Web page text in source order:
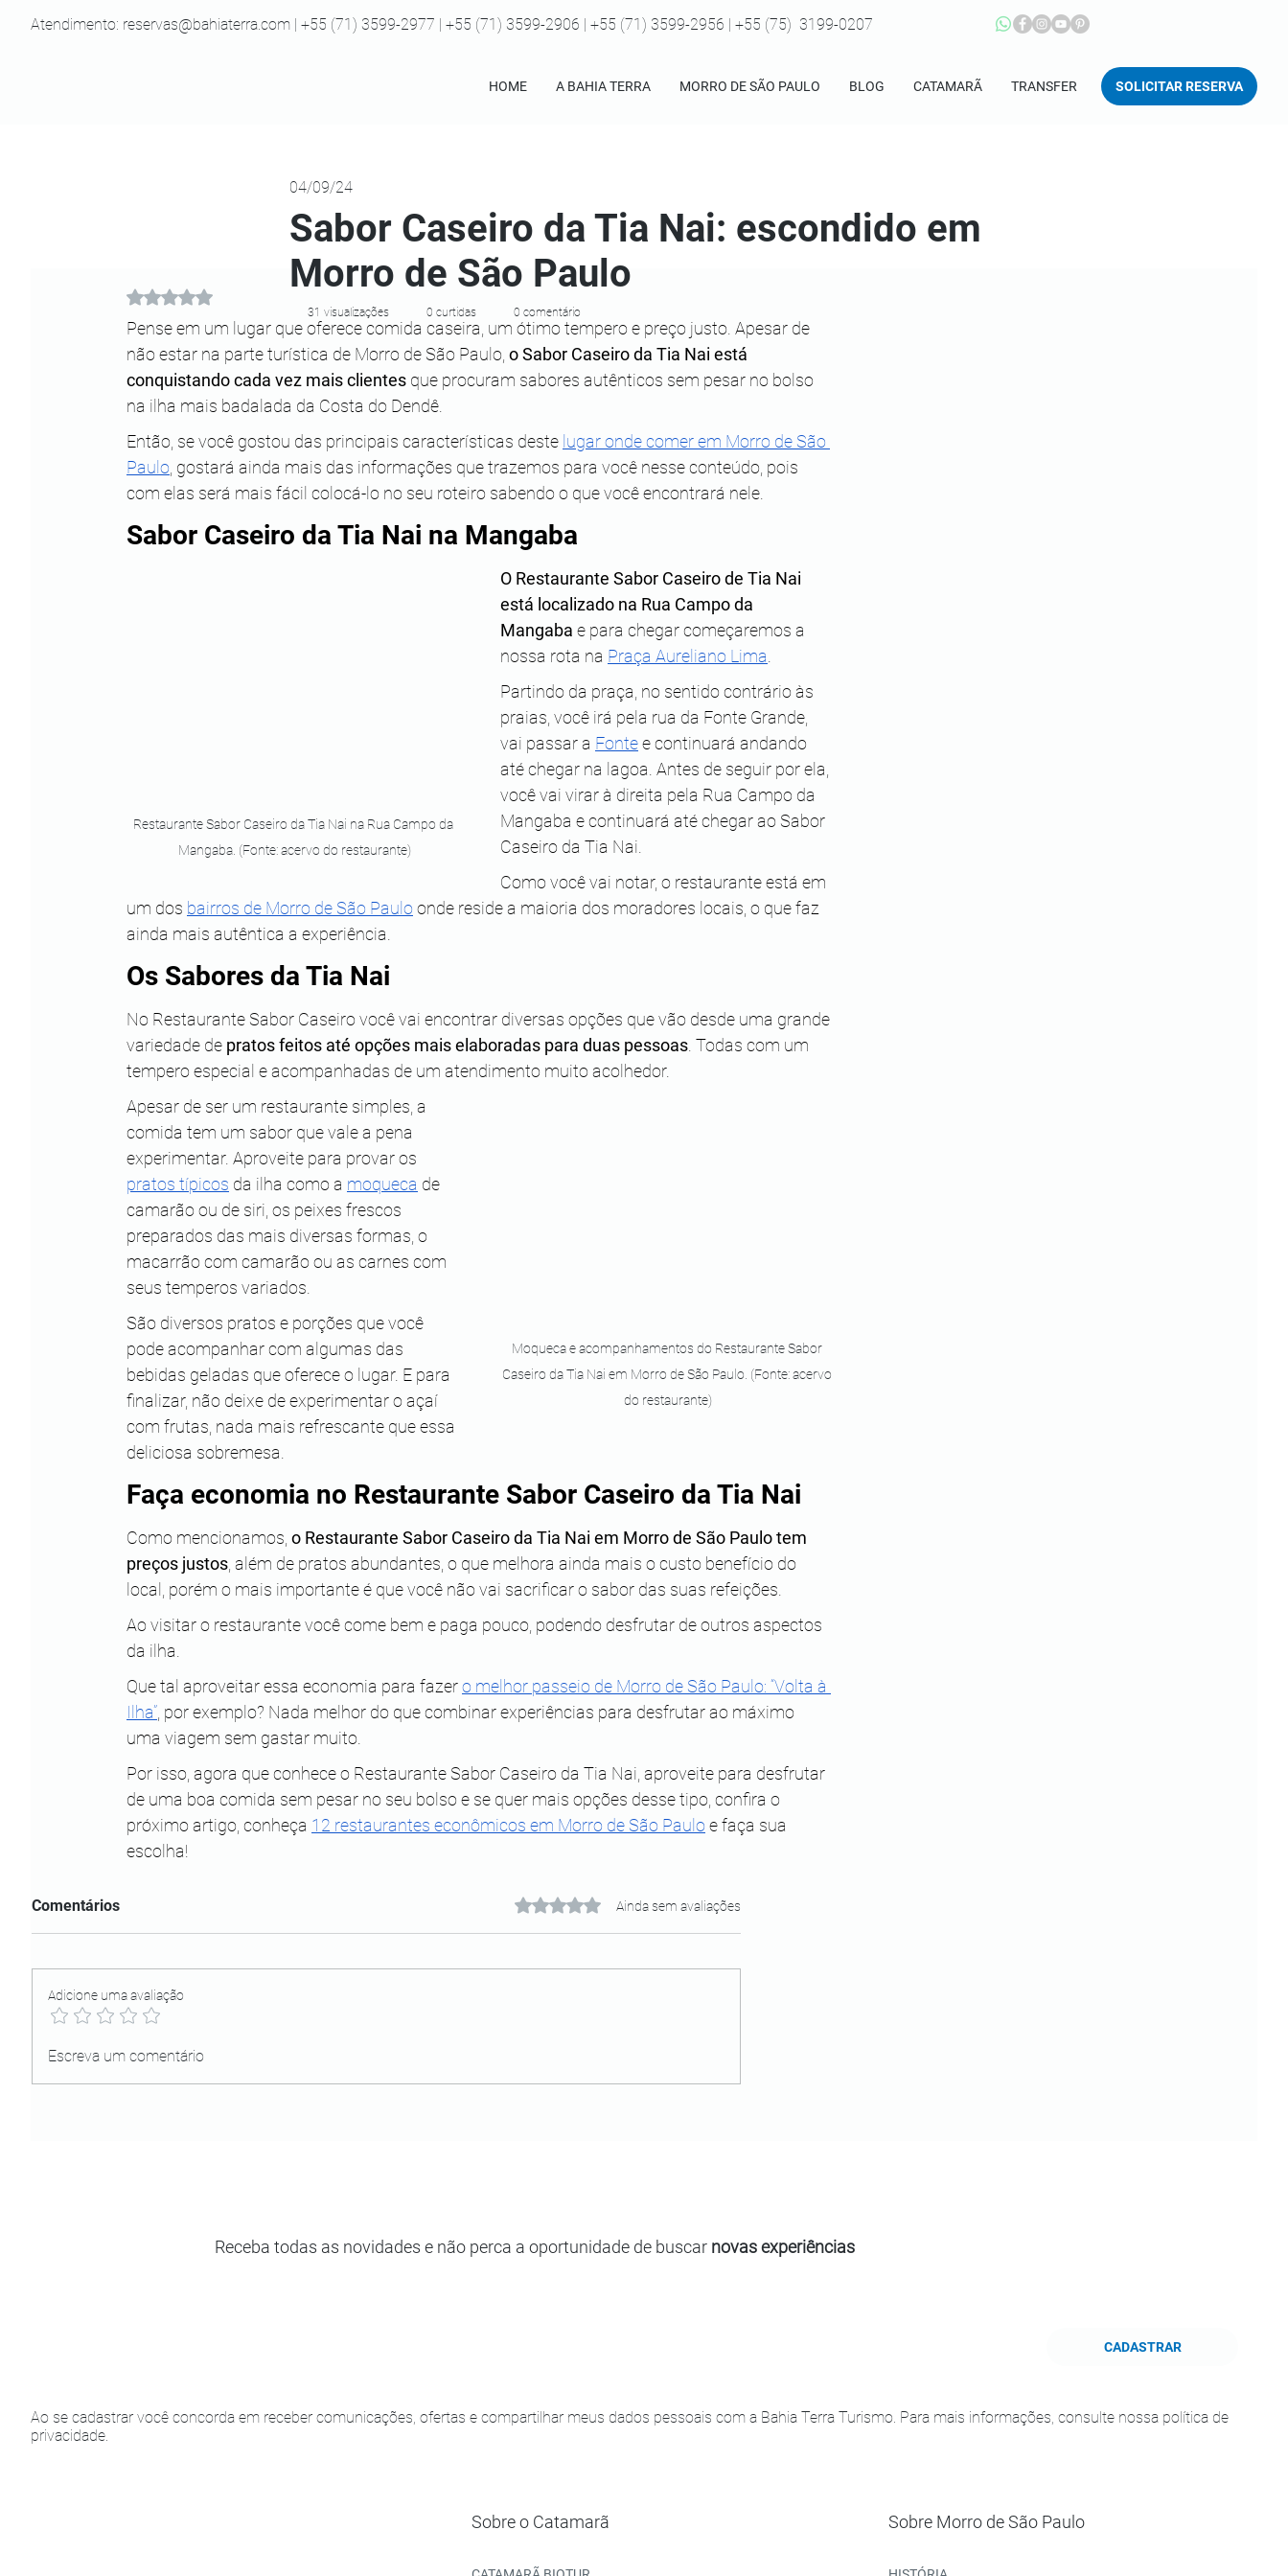
HOME A BAHIA TERRA MORRO DE SÃO PAULO BLOG CATAMARÃ TRANSFER SOLICITAR RESERVA
Atendimento: reservas@bahiaterra.com | +55 (71) 3599-2977 | +55 (71) 3599-2906 | +55 (71) 3599-2956 | +55 (75) 3199-0207
Avaliado com NaN de 5 estrelas.
Pense em um lugar que oferece comida caseira, um ótimo tempero e preço justo. Apesar de
não estar na parte turística de Morro de São Paulo, o Sabor Caseiro da Tia Nai está
conquistando cada vez mais clientes que procuram sabores autênticos sem pesar no bolso
na ilha mais badalada da Costa do Dendê.
Então, se você gostou das principais características deste lugar onde comer em Morro de São
Paulo , gostará ainda mais das informações que trazemos para você nesse conteúdo, pois
com elas será mais fácil colocá-lo no seu roteiro sabendo o que você encontrará nele.
Sabor Caseiro da Tia Nai na Mangaba
Restaurante Sabor Caseiro da Tia Nai na Rua Campo da
Mangaba. (Fonte: acervo do restaurante)
O Restaurante Sabor Caseiro de Tia Nai
está localizado na Rua Campo da
Mangaba e para chegar começaremos a
nossa rota na Praça Aureliano Lima
Partindo da praça, no sentido contrário às
praias, você irá pela rua da Fonte Grande,
vai passar a Fonte e continuará andando
até chegar na lagoa. Antes de seguir por ela,
você vai virar à direita pela Rua Campo da
Mangaba e continuará até chegar ao Sabor
Caseiro da Tia Nai.
Como você vai notar, o restaurante está em
um dos bairros de Morro de São Paulo onde reside a maioria dos moradores locais, o que faz
ainda mais autêntica a experiência.
Os Sabores da Tia Nai
No Restaurante Sabor Caseiro você vai encontrar diversas opções que vão desde uma grande
variedade de pratos feitos até opções mais elaboradas para duas pessoas . Todas com um
tempero especial e acompanhadas de um atendimento muito acolhedor.
Moqueca e acompanhamentos do Restaurante Sabor
Caseiro da Tia Nai em Morro de São Paulo. (Fonte: acervo
do restaurante)
Apesar de ser um restaurante simples, a
comida tem um sabor que vale a pena
experimentar. Aproveite para provar os
pratos típicos da ilha como a moqueca de
camarão ou de siri, os peixes frescos
preparados das mais diversas formas, o
macarrão com camarão ou as carnes com
seus temperos variados.
São diversos pratos e porções que você
pode acompanhar com algumas das
bebidas geladas que oferece o lugar. E para
finalizar, não deixe de experimentar o açaí
com frutas, nada mais refrescante que essa
deliciosa sobremesa.
Faça economia no Restaurante Sabor Caseiro da Tia Nai
Como mencionamos, o Restaurante Sabor Caseiro da Tia Nai em Morro de São Paulo tem
preços justos , além de pratos abundantes, o que melhora ainda mais o custo benefício do
local, porém o mais importante é que você não vai sacrificar o sabor das suas refeições.
Ao visitar o restaurante você come bem e paga pouco, podendo desfrutar de outros aspectos
da ilha.
Que tal aproveitar essa economia para fazer o melhor passeio de Morro de São Paulo: “Volta à
Ilha” , por exemplo? Nada melhor do que combinar experiências para desfrutar ao máximo
uma viagem sem gastar muito.
Por isso, agora que conhece o Restaurante Sabor Caseiro da Tia Nai, aproveite para desfrutar
de uma boa comida sem pesar no seu bolso e se quer mais opções desse tipo, confira o
próximo artigo, conheça 12 restaurantes econômicos em Morro de São Paulo e faça sua
escolha!
Comentários Avaliado com 0 de 5 estrelas.
Ainda sem avaliações
Adicione uma avaliação
Escreva um comentário
31 visualizações 0 curtidas 0 comentário
Sabor Caseiro da Tia Nai: escondido em
Morro de São Paulo
04/09/24
Sobre Morro de São Paulo
Sobre o Catamarã
Receba todas as novidades e não perca a oportunidade de buscar novas experiências
CADASTRAR
Ao se cadastrar você concorda em receber comunicações, ofertas e compartilhar meus dados pessoais com a Bahia Terra Turismo. Para mais informações, consulte nossa política de
privacidade.